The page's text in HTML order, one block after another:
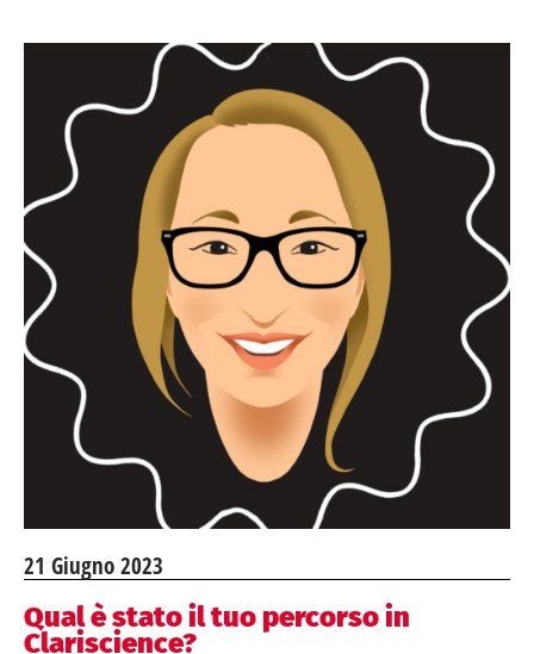
21 Giugno 2023
Qual è stato il tuo percorso in
Clariscience?